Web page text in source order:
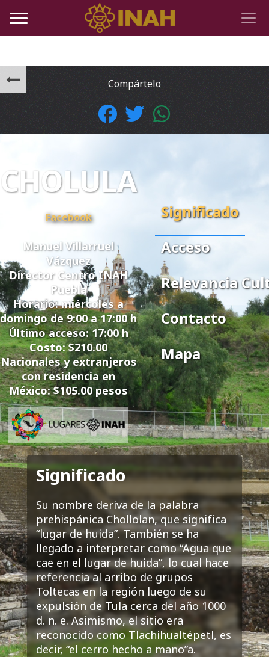
Compártelo
CHOLULA
Facebook
Manuel Villarruel
Vázquez
Director Centro INAH
Puebla
Horario:miércoles a
domingo de 9:00 a 17:00 h
Último acceso:17:00 h
Costo: $210.00
Nacionales y extranjeros
con residencia en
México: $105.00 pesos
Significado
Acceso
Relevancia
Contacto
Mapa
Significado
Su nombre deriva de la palabra
prehispánica Chollolan, que significa
“lugar de huida”. También se ha
llegado a interpretar como “Agua que
cae en el lugar de huida”, lo cual hace
referencia al arribo de grupos
Toltecas en la región luego de su
expulsión de Tula cerca del año 1000
d. n. e. Asimismo, el sitio era
reconocido como Tlachihualtépetl, es
decir, “el cerro hecho a mano”a.